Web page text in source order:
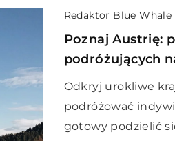
Redaktor Blue Whale
Poznaj Austrię:
podróżujących
Odkryj urokliwe
podróżować
gotowy podzielić